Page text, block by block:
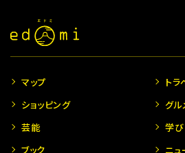
マップ
トラ
ショッピング
グル
芸能
学び
ブック
ニュ